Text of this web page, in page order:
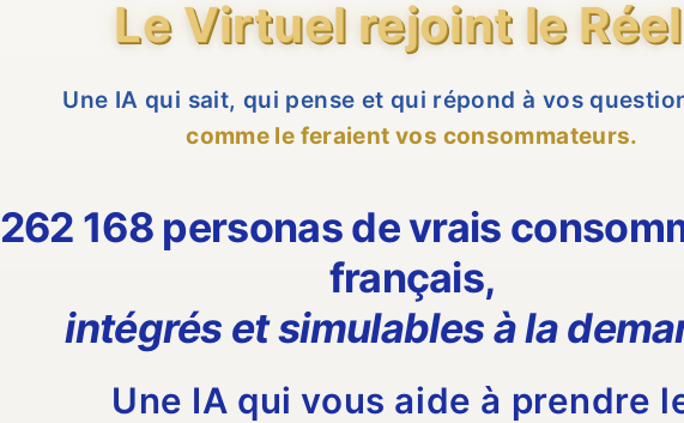
Le Virtuel rejoint le
Une IA qui sait, qui pense et qui répond à vos
comme le feraient vos consommateurs.
262 168 personas de vrais
français,
intégrés et simulables à la
Une IA qui vous aide à prendre